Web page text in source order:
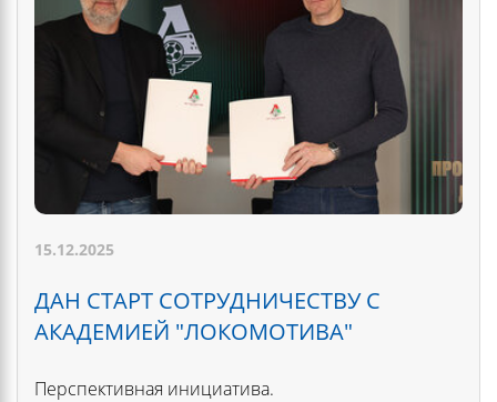
15.12.2025
ДАН СТАРТ СОТРУДНИЧЕСТВУ С
АКАДЕМИЕЙ "ЛОКОМОТИВА"
Перспективная инициатива.